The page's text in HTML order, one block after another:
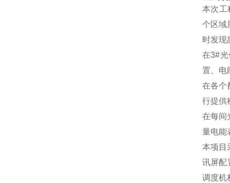
本次工
个区域
时发现
在3#
置、电
在各个
行提供
在每间
量电能
本项目
讯屏配
调度机